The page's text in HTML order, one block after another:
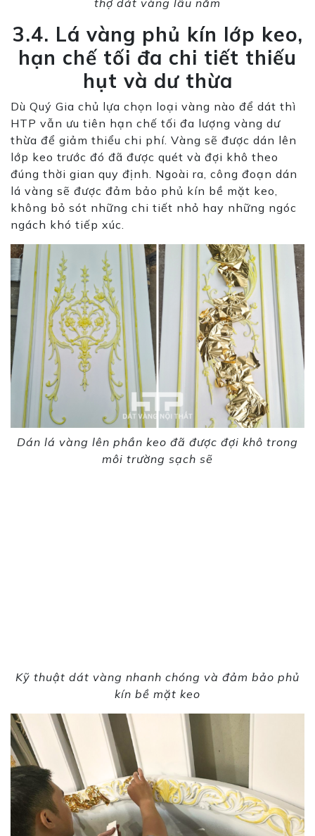
thợ dát vàng lâu năm
3.4. Lá vàng phủ kín lớp keo,
hạn chế tối đa chi tiết thiếu
hụt và dư thừa
Dù Quý Gia chủ lựa chọn loại vàng nào để dát thì
HTP vẫn ưu tiên hạn chế tối đa lượng vàng dư
thừa để giảm thiểu chi phí. Vàng sẽ được dán lên
lớp keo trước đó đã được quét và đợi khô theo
đúng thời gian quy định. Ngoài ra, công đoạn dán
lá vàng sẽ được đảm bảo phủ kín bề mặt keo,
không bỏ sót những chi tiết nhỏ hay những ngóc
ngách khó tiếp xúc.
Dán lá vàng lên phần keo đã được đợi khô trong
môi trường sạch sẽ
Kỹ thuật dát vàng nhanh chóng và đảm bảo phủ
kín bề mặt keo